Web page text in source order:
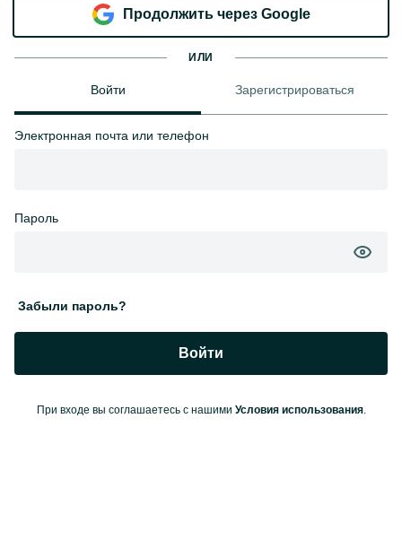
Продолжить через Google
ИЛИ
Войти Зарегистрироваться
Электронная почта или телефон
Пароль
Забыли пароль?
Войти
При входе вы соглашаетесь с нашими Условия использования.